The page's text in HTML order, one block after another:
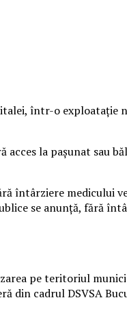
într-o exploatație
la pașunat sau
întârziere medicului
se anunță, fără
pe teritoriul
din cadrul DSVSA